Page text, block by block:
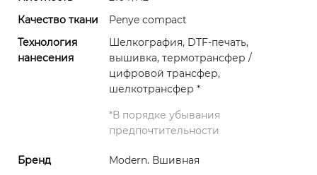
Качество ткани
Penye compact
Технология
нанесения
Шелкография, DTF-печать,
вышивка, термотрансфер /
цифровой трансфер,
шелкотрансфер *
*В порядке убывания
предпочтительности
Бренд
Modern. Вшивная